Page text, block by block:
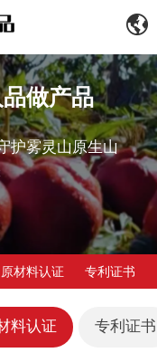
文
EN
做产品
护雾灵山原生山
原材料认证 专利证书
料认证 专利证书